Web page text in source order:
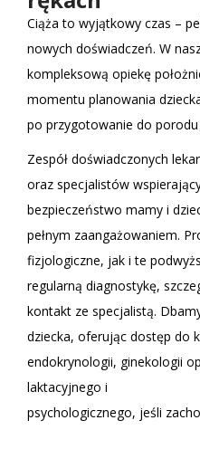
Ciąża to wyjątkowy czas –
nowych doświadczeń. W
kompleksową opiekę
momentu planowania
po przygotowanie do
Zespół doświadczonych
oraz specjalistów
bezpieczeństwo mamy i
pełnym zaangażowaniem.
fizjologiczne, jak i te
regularną diagnostykę,
kontakt ze specjalistą.
dziecka, oferując dostęp do
endokrynologii, ginekologii
laktacyjnego i
psychologicznego, jeśli